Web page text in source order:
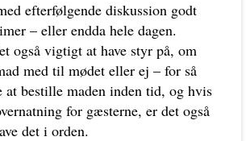
efterfølgende diskussion godt
– eller endda hele dagen.
også vigtigt at have styr på, om
med til mødet eller ej – for så
at bestille maden inden tid, og hvis
for gæsterne, er det også
det i orden.